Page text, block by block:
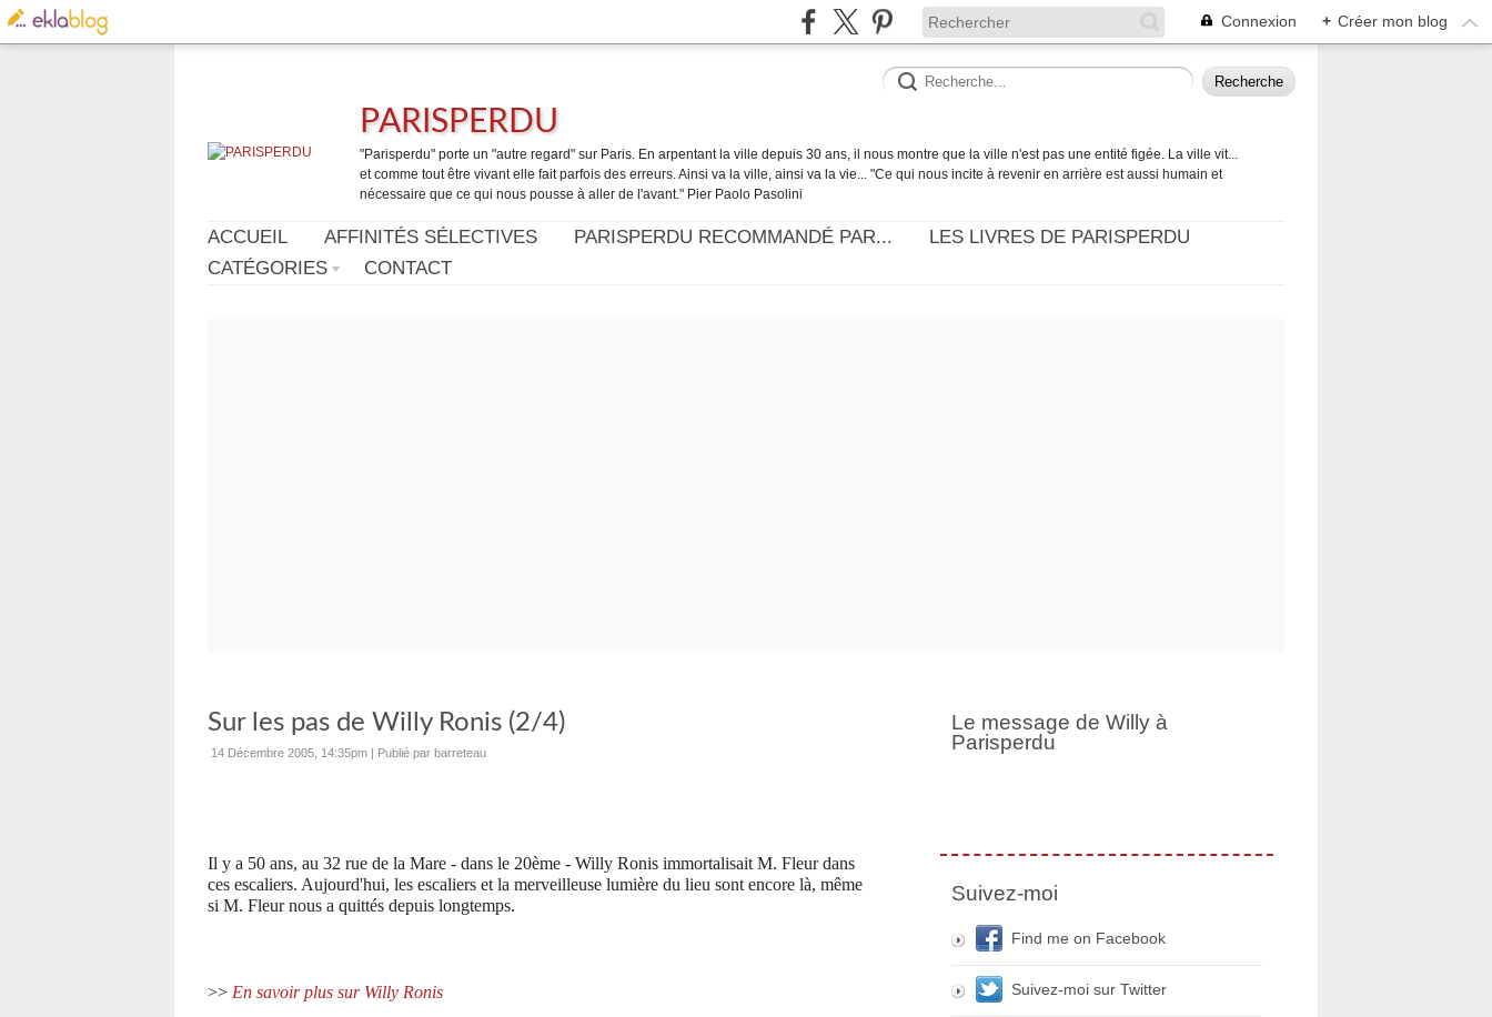
Connexion + Créer mon blog
PARISPERDU
"Parisperdu" porte un "autre regard" sur Paris. En arpentant la ville depuis 30 ans, il nous montre que la ville n'est pas une entité figée. La ville vit...
et comme tout être vivant elle fait parfois des erreurs. Ainsi va la ville, ainsi va la vie... "Ce qui nous incite à revenir en arrière est aussi humain et
nécessaire que ce qui nous pousse à aller de l'avant." Pier Paolo Pasolini
ACCUEIL AFFINITÉS SÉLECTIVES PARISPERDU RECOMMANDÉ PAR...
LES LIVRES DE PARISPERDU
CATÉGORIES
CONTACT
Sur les pas de Willy Ronis (2/4)
14 Décembre 2005, 14:35pm | Publié par barreteau
Il y a 50 ans, au 32 rue de la Mare - dans le 20ème - Willy Ronis immortalisait M. Fleur dans
ces escaliers. Aujourd'hui, les escaliers et la merveilleuse lumière du lieu sont encore là, même
si M. Fleur nous a quittés depuis longtemps.
>> En savoir plus sur Willy Ronis
Le message de Willy à
Parisperdu
Suivez-moi
Find me on Facebook
Suivez-moi sur Twitter